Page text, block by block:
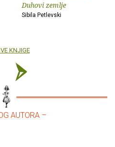
Duhovi zemlje
Sibila Petlevski
KNJIGE
AUTORA –